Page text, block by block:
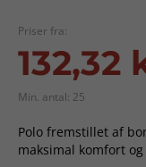
Priser fra:
132,32
Min. antal: 25
Polo fremstillet af
maksimal komfort